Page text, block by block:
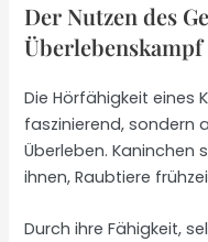
Der Nutzen des
Überlebenskampf
Die Hörfähigkeit eines
faszinierend, sondern
Überleben. Kaninchen
ihnen, Raubtiere
Durch ihre Fähigkeit,